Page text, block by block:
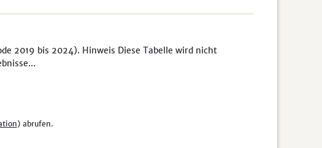
2019 bis 2024). Hinweis Diese Tabelle wird nicht
) abrufen.